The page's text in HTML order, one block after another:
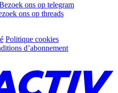
ons op telegram
ons op threads
Politique cookies
d’abonnement